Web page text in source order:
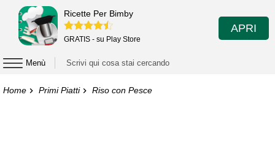
Ricette Per Bimby
GRATIS - su Play Store
APRI
Menù
Home Primi Piatti Riso con Pesce